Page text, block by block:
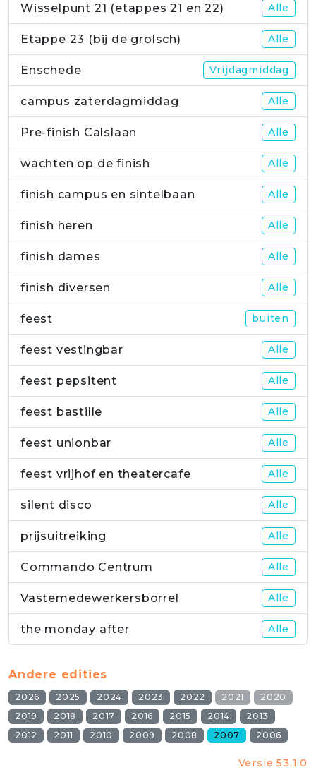
Wisselpunt 21 (etappes 21 en 22) Alle
Etappe 23 (bij de grolsch) Alle
Enschede Vrijdagmiddag
campus zaterdagmiddag Alle
Pre-finish Calslaan Alle
wachten op de finish Alle
finish campus en sintelbaan Alle
finish heren Alle
finish dames Alle
finish diversen Alle
feest buiten
feest vestingbar Alle
feest pepsitent Alle
feest bastille Alle
feest unionbar Alle
feest vrijhof en theatercafe Alle
silent disco Alle
prijsuitreiking Alle
Commando Centrum Alle
Vastemedewerkersborrel Alle
the monday after Alle
Andere edities
2026 2025 2024 2023 2022 2021
2020
2019
2018 2017 2016 2015 2014
2013
2012
2011 2010 2009 2008 2007 2006
Versie 53.1.0